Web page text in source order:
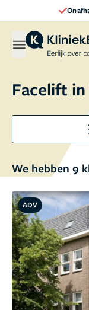
Facelift
We hebben 9
ADV